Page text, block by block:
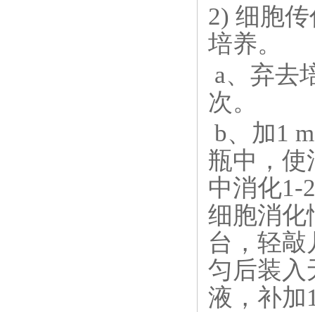
2) 细胞
培养。
a、弃去
次。
b、加1
瓶中，
中消化1-
细胞消化
台，轻
匀后装入
液，补